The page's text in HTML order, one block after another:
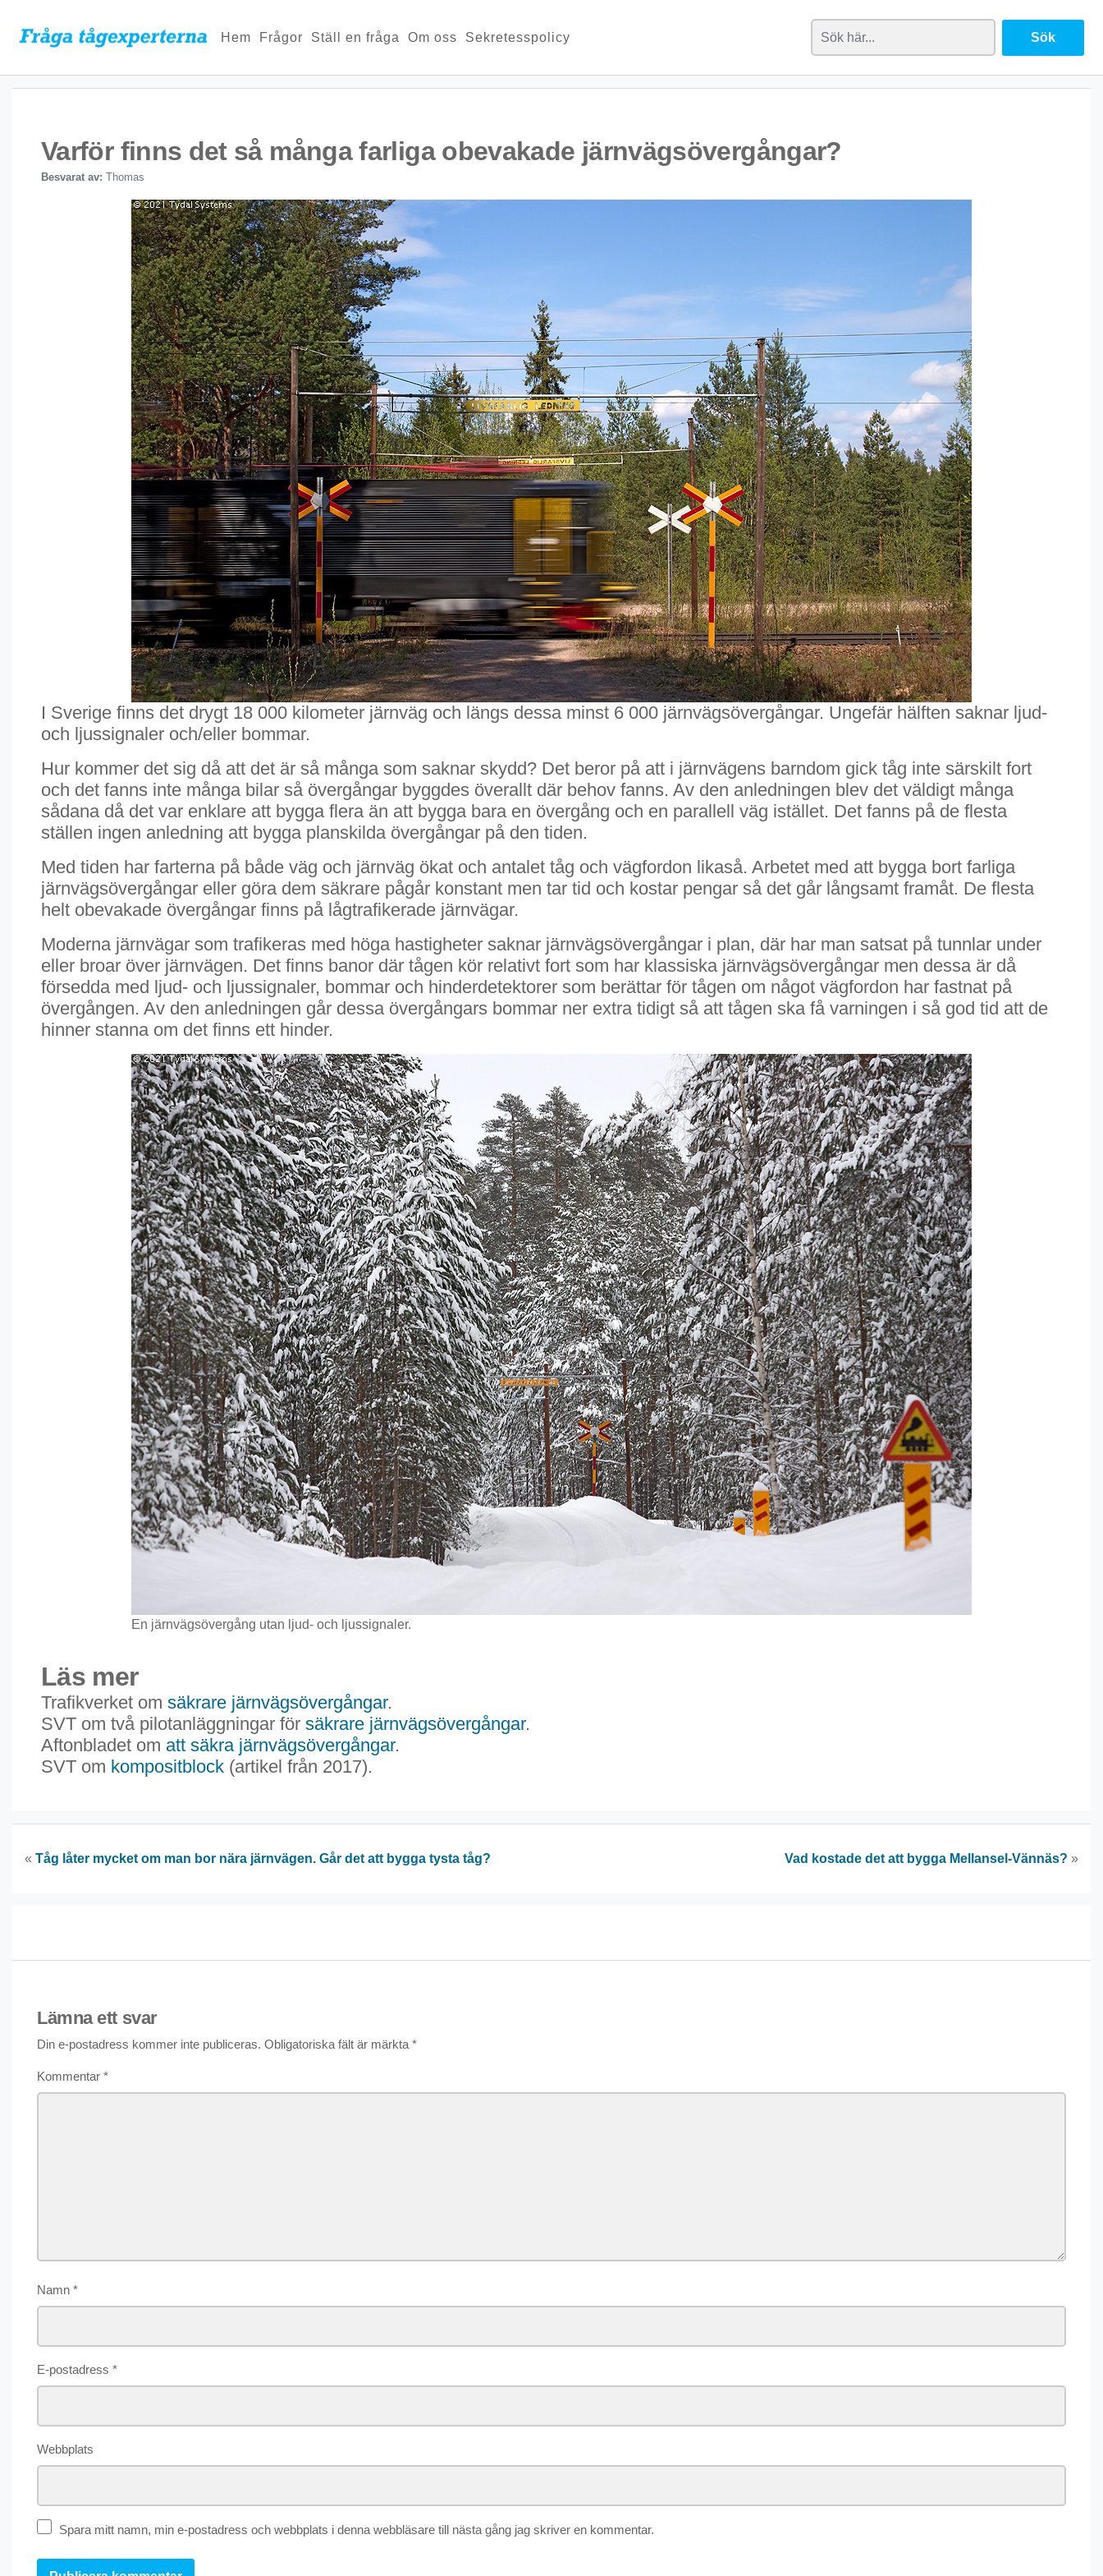
Hem Frågor Ställ en fråga Om oss Sekretesspolicy
Varför finns det så många farliga obevakade järnvägsövergångar?
Besvarat av: Thomas
I Sverige finns det drygt 18 000 kilometer järnväg och längs dessa minst 6 000 järnvägsövergångar. Ungefär hälften saknar ljud-
och ljussignaler och/eller bommar.
Hur kommer det sig då att det är så många som saknar skydd? Det beror på att i järnvägens barndom gick tåg inte särskilt fort
och det fanns inte många bilar så övergångar byggdes överallt där behov fanns. Av den anledningen blev det väldigt många
sådana då det var enklare att bygga flera än att bygga bara en övergång och en parallell väg istället. Det fanns på de flesta
ställen ingen anledning att bygga planskilda övergångar på den tiden.
Med tiden har farterna på både väg och järnväg ökat och antalet tåg och vägfordon likaså. Arbetet med att bygga bort farliga
järnvägsövergångar eller göra dem säkrare pågår konstant men tar tid och kostar pengar så det går långsamt framåt. De flesta
helt obevakade övergångar finns på lågtrafikerade järnvägar.
Moderna järnvägar som trafikeras med höga hastigheter saknar järnvägsövergångar i plan, där har man satsat på tunnlar under
eller broar över järnvägen. Det finns banor där tågen kör relativt fort som har klassiska järnvägsövergångar men dessa är då
försedda med ljud- och ljussignaler, bommar och hinderdetektorer som berättar för tågen om något vägfordon har fastnat på
övergången. Av den anledningen går dessa övergångars bommar ner extra tidigt så att tågen ska få varningen i så god tid att de
hinner stanna om det finns ett hinder.
En järnvägsövergång utan ljud- och ljussignaler.
Läs mer
Trafikverket om säkrare järnvägsövergångar.
SVT om två pilotanläggningar för säkrare järnvägsövergångar.
Aftonbladet om att säkra järnvägsövergångar.
SVT om kompositblock (artikel från 2017).
« Tåg låter mycket om man bor nära järnvägen. Går det att bygga tysta tåg? Vad kostade det att bygga Mellansel-Vännäs? »
Lämna ett svar
Din e-postadress kommer inte publiceras. Obligatoriska fält är märkta *
Kommentar *
Namn *
E-postadress *
Webbplats
Spara mitt namn, min e-postadress och webbplats i denna webbläsare till nästa gång jag skriver en kommentar.